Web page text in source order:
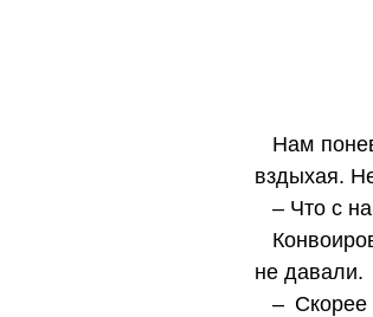
Нам
вздыхая.
– Что с
не давали.
– Скорее